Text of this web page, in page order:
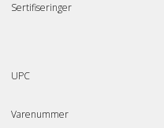
Sertifiseringer
UPC
Varenummer